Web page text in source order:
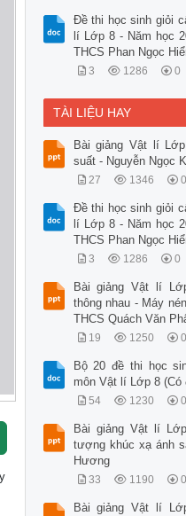
Đề thi học sinh giỏi
lí Lớp 8 - Năm học
THCS Phan Ngọc
3 1286 0
TÀI LIỆU HAY
Bài giảng Vật lí
suất - Nguyễn Ngọc
27 1346 0
Đề thi học sinh giỏi
lí Lớp 8 - Năm học
THCS Phan Ngọc
3 1286 0
Bài giảng Vật lí
thông nhau - Máy
THCS Quách Văn
19 1250 0
Bộ 20 đề thi học
môn Vật lí Lớp 8 (Có
54 1230 0
Bài giảng Vật lí
tượng khúc xạ ánh
Hương
33 1190 0
Bài giảng Vật lí